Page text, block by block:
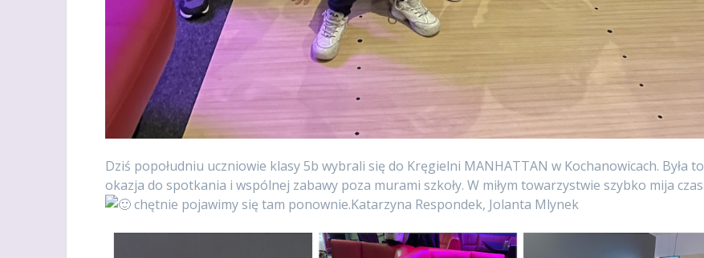
Dziś popołudniu uczniowie klasy 5b wybrali się do Kręgielni MANHATTAN w Kochanowicach. Była to
okazja do spotkania i wspólnej zabawy poza murami szkoły. W miłym towarzystwie szybko mija czas
chętnie pojawimy się tam ponownie.Katarzyna Respondek, Jolanta Mlynek